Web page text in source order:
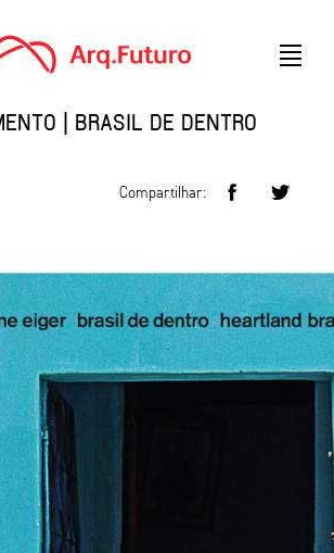
| BRASIL DE DENTRO
Compartilhar: